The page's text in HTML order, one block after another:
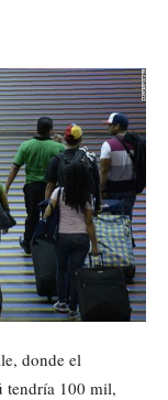
donde el
tendría 100 mil,